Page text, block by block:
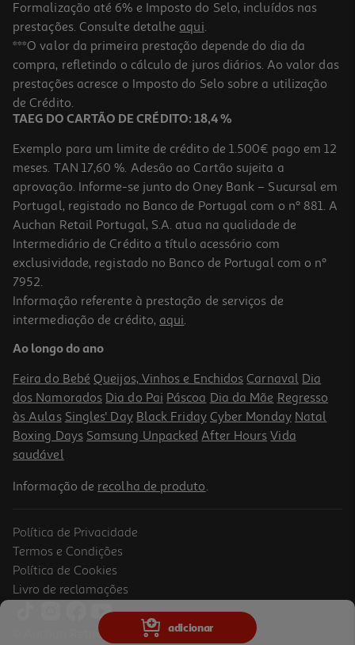
adicionar
Formalização até 6% e Imposto do Selo, incluídos nas
prestações. Consulte detalhe aqui.
***O valor da primeira prestação depende do dia da
compra, refletindo o cálculo de juros diários. Ao valor das
prestações acresce o Imposto do Selo sobre a utilização
de Crédito.
TAEG DO CARTÃO DE CRÉDITO: 18,4 %
Exemplo para um limite de crédito de 1.500€ pago em 12
meses. TAN 17,60 %. Adesão ao Cartão sujeita a
aprovação. Informe-se junto do Oney Bank – Sucursal em
Portugal, registado no Banco de Portugal com o nº 881. A
Auchan Retail Portugal, S.A. atua na qualidade de
Intermediário de Crédito a título acessório com
exclusividade, registado no Banco de Portugal com o nº
7952.
Informação referente à prestação de serviços de
intermediação de crédito, aqui.
Ao longo do ano
Feira do Bebé Queijos, Vinhos e Enchidos Carnaval Dia
dos Namorados Dia do Pai Páscoa Dia da Mãe Regresso
às Aulas Singles' Day Black Friday Cyber Monday Natal
Boxing Days Samsung Unpacked After Hours Vida
saudável
Informação de recolha de produto.
Política de Privacidade
Termos e Condições
Política de Cookies
Livro de reclamações
© Auchan Retail Portugal